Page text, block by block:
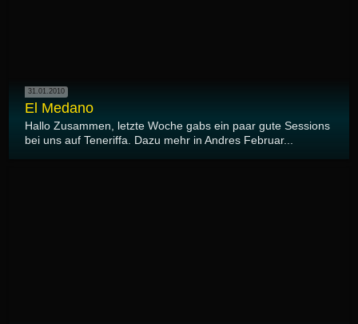
31.01.2010
El Medano
Hallo Zusammen, letzte Woche gabs ein paar gute Sessions
bei uns auf Teneriffa. Dazu mehr in Andres Februar...